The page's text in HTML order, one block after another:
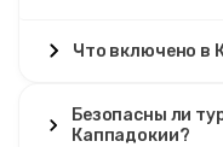
Что включено в
Безопасны ли
Каппадокии?